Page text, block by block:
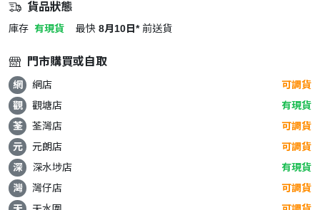
貨品狀態
庫存 有現貨 最快 8月10日* 前送貨
門市購買或自取
網 網店
可調貨
觀
觀塘店
有現貨
荃
荃灣店
可調貨
元
元朗店
可調貨
深
深水埗店
有現貨
灣
灣仔店
可調貨